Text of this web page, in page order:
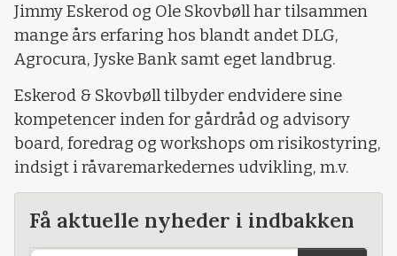
Jimmy Eskerod og Ole Skovbøll har tilsammen
mange års erfaring hos blandt andet DLG,
Agrocura, Jyske Bank samt eget landbrug.
Eskerod & Skovbøll tilbyder endvidere sine
kompetencer inden for gårdråd og advisory
board, foredrag og workshops om risikostyring,
indsigt i råvaremarkedernes udvikling, m.v.
Få aktuelle nyheder i indbakken